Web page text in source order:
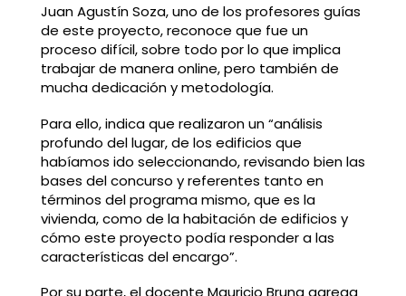
Juan Agustín Soza, uno de los profesores guías
de este proyecto, reconoce que fue un
proceso difícil, sobre todo por lo que implica
trabajar de manera online, pero también de
mucha dedicación y metodología.
Para ello, indica que realizaron un “análisis
profundo del lugar, de los edificios que
habíamos ido seleccionando, revisando bien las
bases del concurso y referentes tanto en
términos del programa mismo, que es la
vivienda, como de la habitación de edificios y
cómo este proyecto podía responder a las
características del encargo”.
Por su parte, el docente Mauricio Bruna agrega